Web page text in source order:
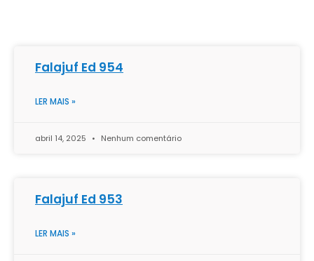
Falajuf Ed 954
LER MAIS »
abril 14, 2025 Nenhum comentário
Falajuf Ed 953
LER MAIS »